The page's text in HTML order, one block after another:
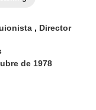
, Director
de 1978